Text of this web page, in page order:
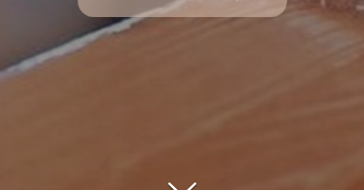
Gratis intake & testsessie plannen